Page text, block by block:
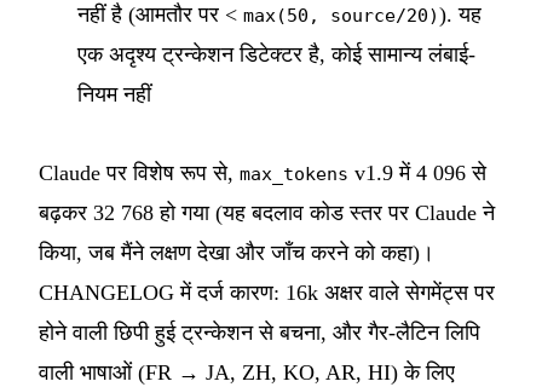
नहीं है (आमतौर पर < max(50, source/20)). यह
एक अदृश्य ट्रन्केशन डिटेक्टर है, कोई सामान्य लंबाई-
नियम नहीं
Claude पर विशेष रूप से, max_tokens v1.9 में 4 096 से
बढ़कर 32 768 हो गया (यह बदलाव कोड स्तर पर Claude ने
किया, जब मैंने लक्षण देखा और जाँच करने को कहा)।
CHANGELOG में दर्ज कारण: 16k अक्षर वाले सेगमेंट्स पर
होने वाली छिपी हुई ट्रन्केशन से बचना, और गैर-लैटिन लिपि
वाली भाषाओं (FR → JA, ZH, KO, AR, HI) के लिए